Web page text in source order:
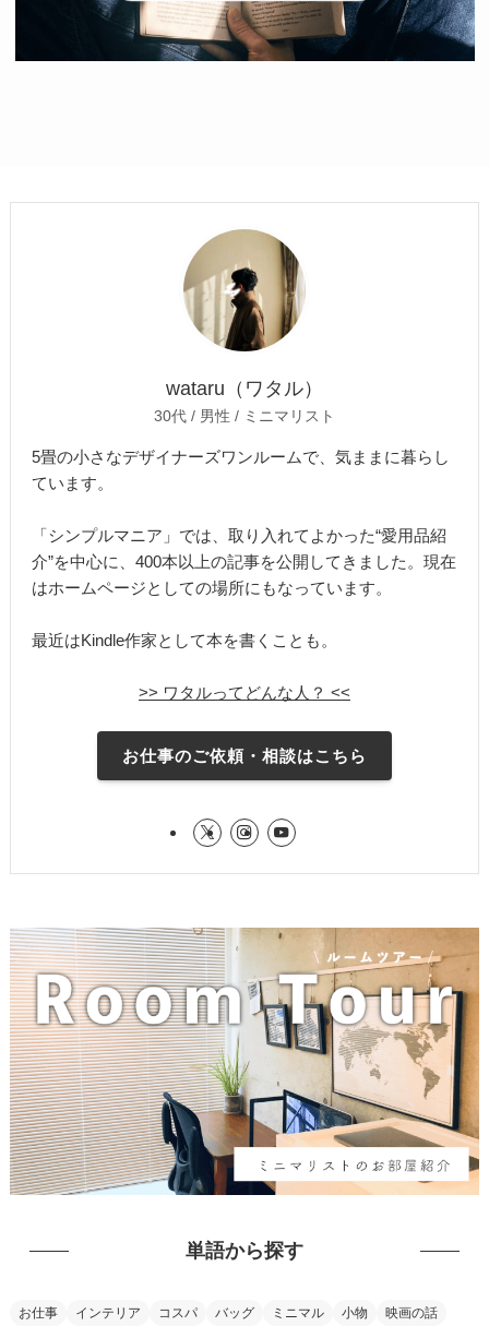
wataru（ワタル）
30代 / 男性 / ミニマリスト
5畳の小さなデザイナーズワンルームで、気ままに暮らし
ています。
「シンプルマニア」では、取り入れてよかった“愛用品紹
介”を中心に、400本以上の記事を公開してきました。現在
はホームページとしての場所にもなっています。
最近はKindle作家として本を書くことも。
>> ワタルってどんな人？ <<
お仕事のご依頼・相談はこちら
単語から探す
お仕事 インテリア コスパ バッグ ミニマル 小物 映画の話